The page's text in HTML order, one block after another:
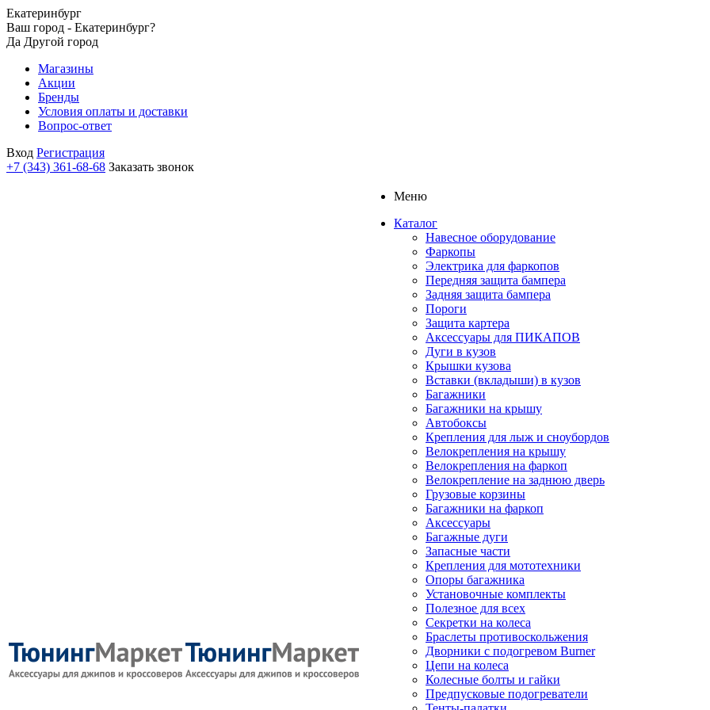
Екатеринбург
Ваш город - Екатеринбург?
Да Другой город
Магазины
Акции
Бренды
Условия оплаты и доставки
Вопрос-ответ
Вход Регистрация
+7 (343) 361-68-68 Заказать звонок
Меню
Каталог
Навесное оборудование
Фаркопы
Электрика для фаркопов
Передняя защита бампера
Задняя защита бампера
Пороги
Защита картера
Аксессуары для ПИКАПОВ
Дуги в кузов
Крышки кузова
Вставки (вкладыши) в кузов
Багажники
Багажники на крышу
Автобоксы
Крепления для лыж и сноубордов
Велокрепления на крышу
Велокрепления на фаркоп
Велокрепление на заднюю дверь
Грузовые корзины
Багажники на фаркоп
Аксессуары
Багажные дуги
Запасные части
Крепления для мототехники
Опоры багажника
Установочные комплекты
Полезное для всех
Секретки на колеса
Браслеты противоскольжения
Дворники с подогревом Burner
Цепи на колеса
Колесные болты и гайки
Предпусковые подогреватели